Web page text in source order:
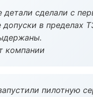
сделали с
допуски в пределах
компании
пилотную